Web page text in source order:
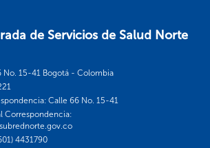
de Servicios de Salud Norte
No. 15-41 Bogotá - Colombia
Calle 66 No. 15-41
Correspondencia:
4431790